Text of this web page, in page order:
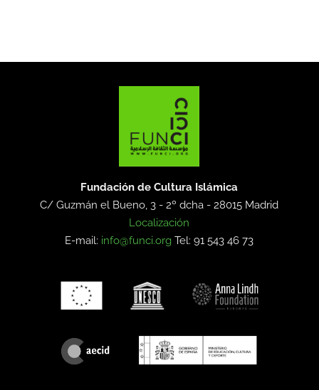
Fundación de Cultura Islámica
C/ Guzmán el Bueno, 3 - 2º dcha -28015 Madrid
Localización
E-mail: info@funci.org Tel: 91 543 46 73